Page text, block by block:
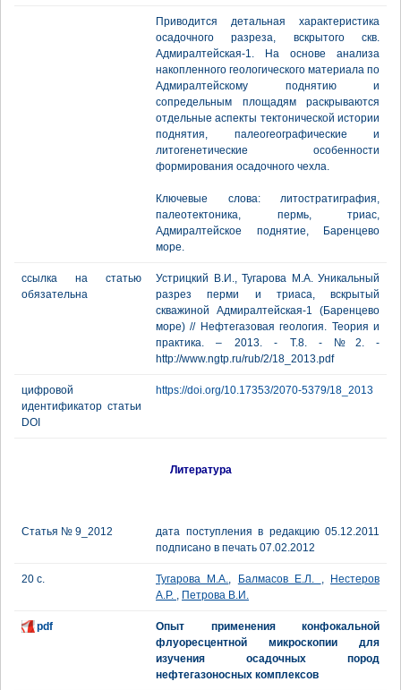
Приводится детальная характеристика
осадочного разреза, вскрытого скв.
Адмиралтейская-1. На основе анализа
накопленного геологического материала по
Адмиралтейскому поднятию и
сопредельным площадям раскрываются
отдельные аспекты тектонической истории
поднятия, палеогеографические и
литогенетические особенности
формирования осадочного чехла.
Ключевые слова: литостратиграфия,
палеотектоника, пермь, триас,
Адмиралтейское поднятие, Баренцево
море.
ссылка на статью
обязательна
Устрицкий В.И., Тугарова М.А. Уникальный
разрез перми и триаса, вскрытый
скважиной Адмиралтейская-1 (Баренцево
море) // Нефтегазовая геология. Теория и
практика. – 2013. - Т.8. - №2. -
http://www.ngtp.ru/rub/2/18_2013.pdf
цифровой
идентификатор статьи
DOI
https://doi.org/10.17353/2070-5379/18_2013
Литература
Статья № 9_2012
дата поступления в редакцию 05.12.2011
подписано в печать 07.02.2012
20 с. Тугарова М.А., Балмасов Е.Л. ,
Нестеров
А.Р. , Петрова В.И.
pdf
Опыт применения конфокальной
флуоресцентной микроскопии для
изучения осадочных пород
нефтегазоносных комплексов